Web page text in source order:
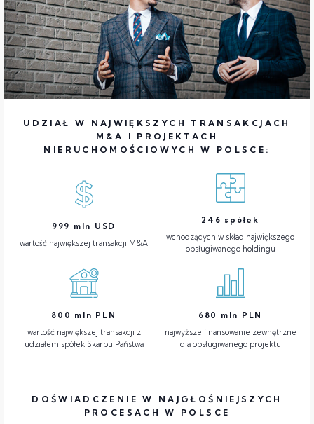
UDZIAŁ W NAJWIĘKSZYCH TRANSAKCJACH
M&A I PROJEKTACH
NIERUCHOMOŚCIOWYCH W POLSCE:
999 mln USD
wartość największej transakcji M&A
246 spółek
wchodzących w skład największego
obsługiwanego holdingu
800 mln PLN
wartość największej transakcji z
udziałem spółek Skarbu Państwa
680
mln PLN
najwyższe finansowanie zewnętrzne
dla obsługiwanego projektu
DOŚWIADCZENIE W NAJGŁOŚNIEJSZYCH
PROCESACH W POLSCE